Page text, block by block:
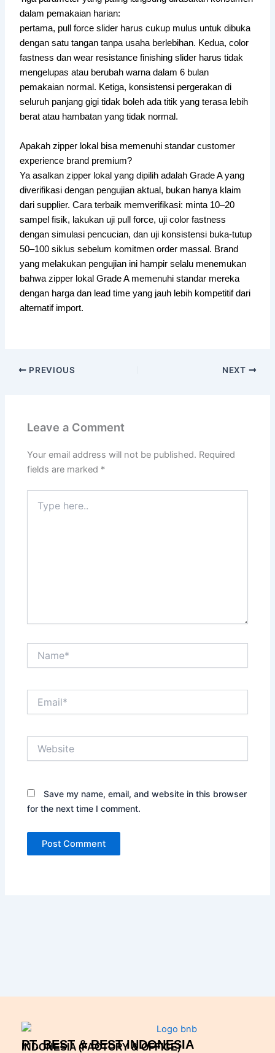
dalam pemakaian harian:
pertama, pull force slider harus cukup mulus untuk dibuka
dengan satu tangan tanpa usaha berlebihan. Kedua, color
fastness dan wear resistance finishing slider harus tidak
mengelupas atau berubah warna dalam 6 bulan
pemakaian normal. Ketiga, konsistensi pergerakan di
seluruh panjang gigi tidak boleh ada titik yang terasa lebih
berat atau hambatan yang tidak normal.
Apakah zipper lokal bisa memenuhi standar customer
experience brand premium?
Ya asalkan zipper lokal yang dipilih adalah Grade A yang
diverifikasi dengan pengujian aktual, bukan hanya klaim
dari supplier. Cara terbaik memverifikasi: minta 10–20
sampel fisik, lakukan uji pull force, uji color fastness
dengan simulasi pencucian, dan uji konsistensi buka-tutup
50–100 siklus sebelum komitmen order massal. Brand
yang melakukan pengujian ini hampir selalu menemukan
bahwa zipper lokal Grade A memenuhi standar mereka
dengan harga dan lead time yang jauh lebih kompetitif dari
alternatif import.
PREVIOUS NEXT
Leave a Comment
Your email address will not be published. Required
fields are marked *
here..
Save my name, email, and website in this browser
for the next time I comment.
PT. BEST & BEST INDONESIA
INDONESIA (FACTORY & OFFICE)